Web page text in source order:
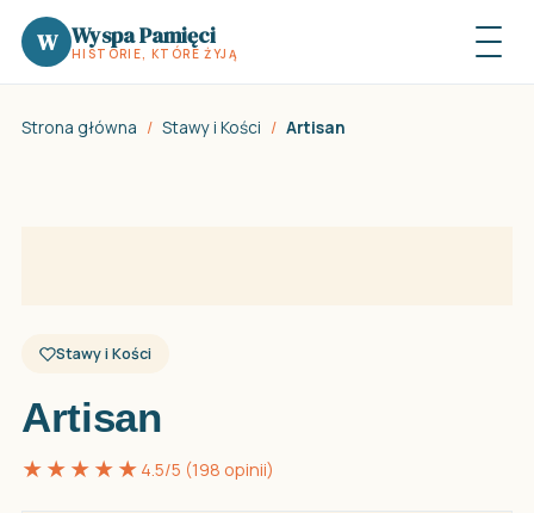
W Wyspa Pamięci
HISTORIE, KTÓRE ŻYJĄ
Strona główna / Stawy i Kości / Artisan
Stawy i Kości
Artisan
★★★★★ 4.5/5 (198 opinii)